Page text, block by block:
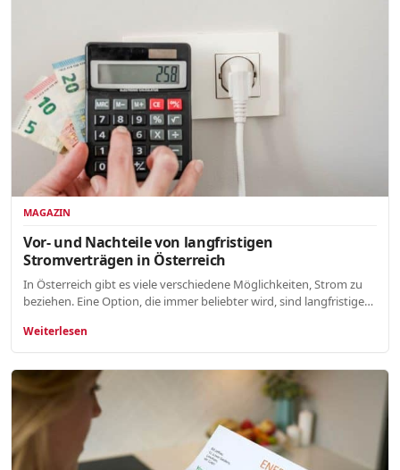
MAGAZIN
Vor- und Nachteile von langfristigen
Stromverträgen in Österreich
In Österreich gibt es viele verschiedene Möglichkeiten, Strom zu
beziehen. Eine Option, die immer beliebter wird, sind langfristige…
Weiterlesen